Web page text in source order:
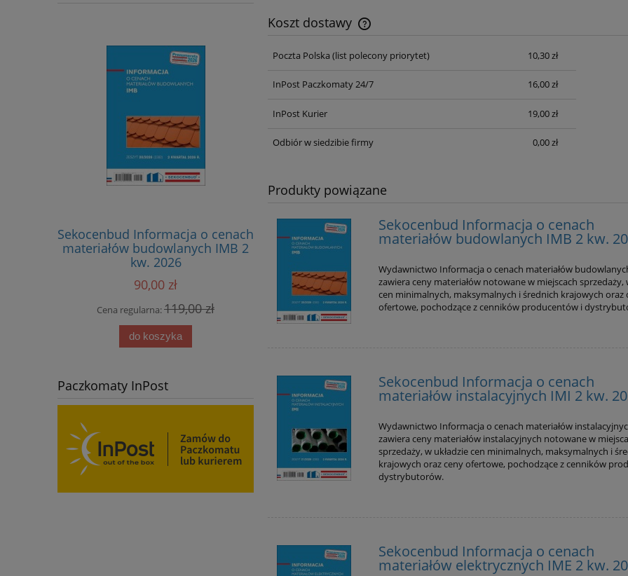
Sekocenbud Informacja o cenach
materiałów budowlanych IMB 2
kw. 2026
90,00 zł
Cena regularna:119,00 zł
do koszyka
Sekocenbud Informacja o
stawkach robocizny
kosztorysowej oraz cenach pracy
sprzętu budowlanego IRS 2 kw.
2026
110,00 zł
Cena regularna: 124,00 zł
Sekocenbud Informacja o
materiałów elektrycznych
kw. 2026
104,00 zł
Cena regularna:116,00 zł
Paczkomaty InPost
Koszt dostawy
Cena nie zawiera ewentualnych kosztów
Poczta Polska (list polecony priorytet) 10,30 zł
InPost Paczkomaty 24/7 16,00 zł
InPost Kurier 19,00 zł
Odbiór w siedzibie firmy 0,00 zł
Produkty powiązane
Sekocenbud Informacja o cenach
materiałów budowlanych IMB 2 kw.
Wydawnictwo Informacja o cenach materiałów
zawiera ceny materiałów notowane w miejscach sprzedaży,
cen minimalnych, maksymalnych i średnich krajowych oraz
ofertowe, pochodzące z cenników producentów i
Sekocenbud Informacja o cenach
materiałów instalacyjnych IMI 2 kw.
Wydawnictwo Informacja o cenach materiałów
zawiera ceny materiałów instalacyjnych notowane w
sprzedaży, w układzie cen minimalnych, maksymalnych i
krajowych oraz ceny ofertowe, pochodzące z cenników
dystrybutorów.
Sekocenbud Informacja o cenach
materiałów elektrycznych IME 2 kw.